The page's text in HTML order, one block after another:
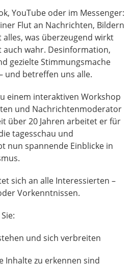
YouTube oder im Messenger:
Flut an Nachrichten, Bildern
was überzeugend wirkt
wahr. Desinformation,
gezielte Stimmungsmache
und betreffen uns alle.
einem interaktiven Workshop
und Nachrichtenmoderator
über 20 Jahren arbeitet er für
tagesschau und
nun spannende Einblicke in
sich an alle Interessierten –
Vorkenntnissen.
und sich verbreiten
Inhalte zu erkennen sind